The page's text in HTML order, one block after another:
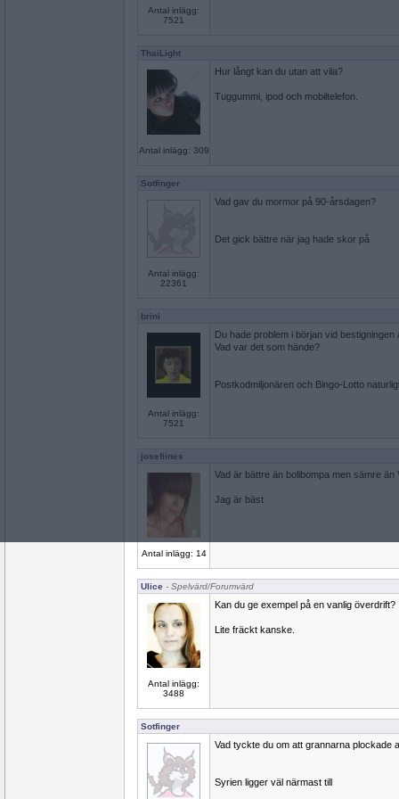
Antal inlägg:
7521
ThaiLight
Antal inlägg: 309
Hur långt kan du utan att vila?
Tuggummi, ipod och mobiltelefon.
Sotfinger
Antal inlägg:
22361
Vad gav du mormor på 90-årsdagen?
Det gick bättre när jag hade skor på
brini
Antal inlägg:
7521
Du hade problem i början vid
Vad var det som hände?
Postkodmiljonären och Bingo-Lotto
josefiines
Antal inlägg: 14
Vad är bättre än bolibompa men sämre än
Jag är bäst
Ulice - Spelvärd/Forumvärd
Antal inlägg:
3488
Kan du ge exempel på en vanlig överdrift?
Lite fräckt kanske.
Sotfinger
Vad tyckte du om att grannarna plockade
Syrien ligger väl närmast till